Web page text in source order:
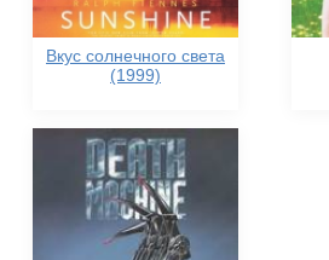
Вкус солнечного света
(1999)